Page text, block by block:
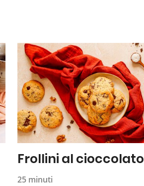
Frollini al cioccolato
25 minuti